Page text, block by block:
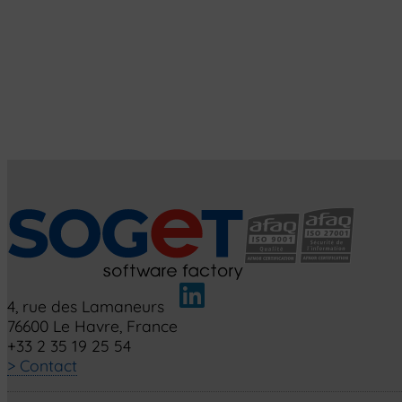
4, rue des Lamaneurs
76600 Le Havre, France
+33 2 35 19 25 54
> Contact